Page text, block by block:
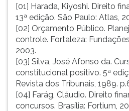
[01] Harada, Kiyoshi. Direito
13ª edição. São Paulo: Atlas,
[02] Orçamento Público.
controle. Fortaleza:
2003.
[03] Silva, José Afonso da.
constitucional positivo. 5ª
Revista dos Tribunais, 1989.
[04] Farág, Cláudio. Direito
concursos. Brasília: Fortium,